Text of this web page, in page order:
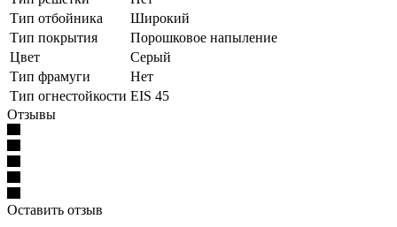
Тип отбойника
Широкий
Тип покрытия
Порошковое напыление
Цвет
Серый
Тип фрамуги
Нет
Тип огнестойкости EIS 45
Отзывы
Оставить отзыв